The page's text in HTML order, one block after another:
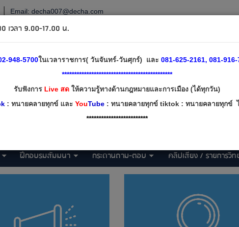
Email: decha007@decha.com
ฝึกอบรมสัมมนา กระดานถาม-ตอบ คลิปเสียง / รายการวิ
เวลา 9.00-17.00 น.
948-5700ในเวลาราชการ( วันจันทร์-วันศุกร์) และ 081-625-2161, 081-
*********************************************
รับฟังการLive สดให้ความรู้ทางด้านกฎหมายและการเมือง (ได้ทุกวัน)
: ทนายคลายทุกข์ และ YouTube: ทนายคลายทุกข์ tiktok : ทนายคลายทุกข์
*************************